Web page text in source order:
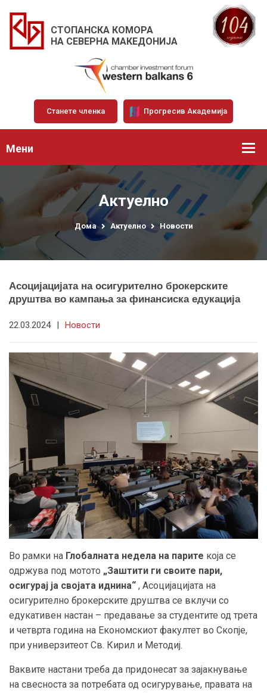
СТОПАНСКА КОМОРА
НА СЕВЕРНА МАКЕДОНИЈА
Станете членка Прогресив Академија
Мени
Актуелно
Дома Актуелно Новости
Асоцијацијата на осигурително брокерските
друштва во кампања за финансиска едукација
22.03.2024 | Новости
Во рамки на Глобалната недела на парите која се
одржува под мотото „Заштити ги своите пари,
осигурај ја својата иднина“ , Асоцијацијата на
осигурително брокерските друштва се вклучи со
едукативен настан – предавање за студентите од трета
и четврта година на Економскиот факултет во Скопје,
при универзитеот Св. Кирил и Методиј.
Ваквите настани треба да придонесат за зајакнување
на свесноста за потребата од осигурување, правата на